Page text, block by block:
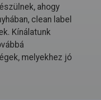
ahogy
clean label
Kínálatunk
melyekhez jó